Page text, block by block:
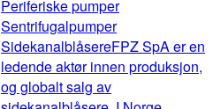
Periferiske pumper
Sentrifugalpumper
SidekanalblåsereFPZ SpA er en
ledende aktør innen produksjon,
og globalt salg av